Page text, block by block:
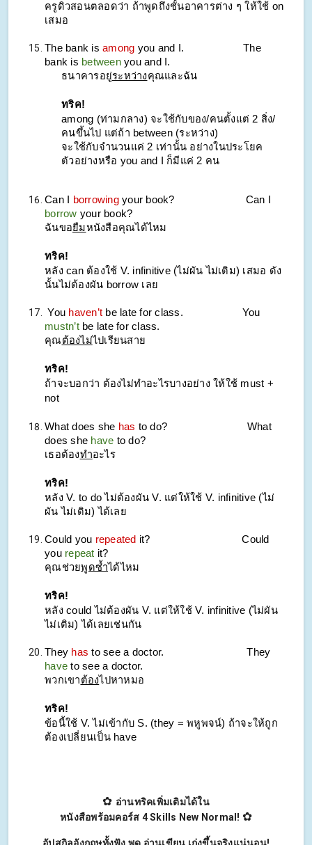
ครูดิวสอนตลอดว่า ถ้าพูดถึงชั้นอาคารต่าง ๆ ให้ใช้ on
เสมอ
The bank is among you and I.
The
bank is between you and I.
ธนาคารอยู่ระหว่างคุณและฉัน
ทริค!
among (ท่ามกลาง) จะใช้กับของ/คนตั้งแต่ 2 สิ่ง/
คนขึ้นไป แต่ถ้า between (ระหว่าง)
จะใช้กับจำนวนแค่ 2 เท่านั้น อย่างในประโยค
ตัวอย่างหรือ you and I ก็มีแค่ 2 คน
Can I borrowing your book?
Can I
borrow your book?
ฉันขอยืมหนังสือคุณได้ไหม
ทริค!
หลัง can ต้องใช้ V. infinitive (ไม่ผัน ไม่เติม) เสมอ ดัง
นั้นไม่ต้องผัน borrow เลย
You haven’t be late for class.
You
mustn’tbe late for class.
คุณต้องไม่ไปเรียนสาย
ทริค!
ถ้าจะบอกว่า ต้องไม่ทำอะไรบางอย่าง ให้ใช้ must +
not
What does she has to do?
What
does she have to do?
เธอต้องทำอะไร
ทริค!
หลัง V. to do ไม่ต้องผัน V. แต่ให้ใช้ V. infinitive (ไม่
ผัน ไม่เติม) ได้เลย
Could you repeated it?
Could
you repeat it?
คุณช่วยพูดซ้ำได้ไหม
ทริค!
หลัง could ไม่ต้องผัน V. แต่ให้ใช้ V. infinitive (ไม่ผัน
ไม่เติม) ได้เลยเช่นกัน
They hasto see a doctor.
They
haveto see a doctor.
พวกเขาต้องไปหาหมอ
ทริค!
ข้อนี้ใช้ V. ไม่เข้ากับ S. (they = พหูพจน์) ถ้าจะให้ถูก
ต้องเปลี่ยนเป็น have
✿ อ่านทริคเพิ่มเติมได้ใน
หนังสือพร้อมคอร์ส 4 Skills New Normal! ✿